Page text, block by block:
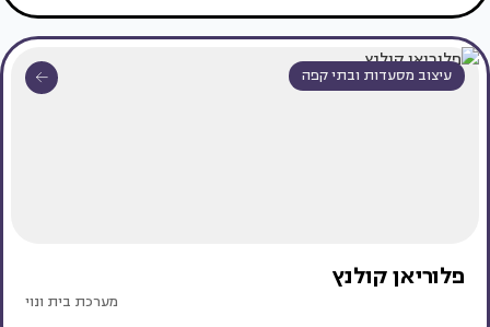
עיצוב מסעדות ובתי קפה
פלוריאן קולנץ
מערכת בית ונוי